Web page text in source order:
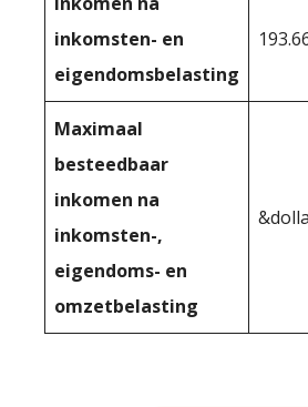
inkomsten- en
eigendomsbelasting
Maximaal
besteedbaar
inkomen na
inkomsten-,
eigendoms- en
omzetbelasting